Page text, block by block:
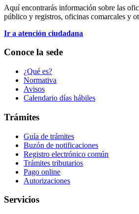
Aquí encontrarás información sobre las
público y registros, oficinas comarcales y
Ir a atención ciudadana
Conoce la sede
¿Qué es?
Normativa
Avisos
Calendario días hábiles
Trámites
Guía de trámites
Buzón de notificaciones
Registro electrónico común
Trámites tributarios
Pago online
Autorizaciones
Servicios